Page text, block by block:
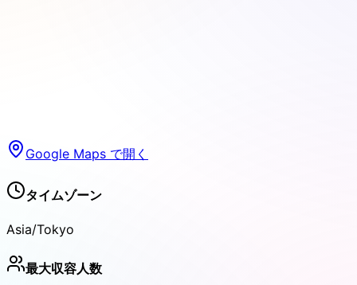
Google Maps で開く
タイムゾーン
Asia/Tokyo
最大収容人数